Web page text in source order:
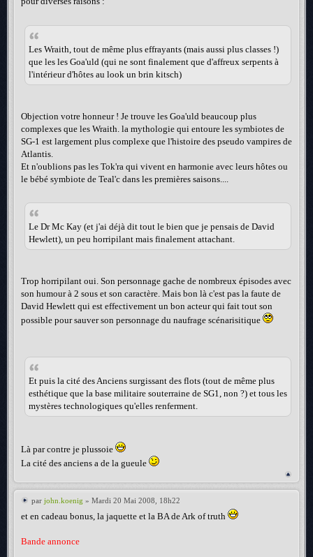
Les Wraith, tout de même plus effrayants (mais aussi plus classes !)
que les les Goa'uld (qui ne sont finalement que d'affreux serpents à
l'intérieur d'hôtes au look un brin kitsch)
Objection votre honneur ! Je trouve les Goa'uld beaucoup plus
complexes que les Wraith. la mythologie qui entoure les symbiotes de
SG-1 est largement plus complexe que l'histoire des pseudo vampires de
Atlantis.
Et n'oublions pas les Tok'ra qui vivent en harmonie avec leurs hôtes ou
le bébé symbiote de Teal'c dans les premières saisons....
Le Dr Mc Kay (et j'ai déjà dit tout le bien que je pensais de David
Hewlett), un peu horripilant mais finalement attachant.
Trop horripilant oui. Son personnage gache de nombreux épisodes avec
son humour à 2 sous et son caractère. Mais bon là c'est pas la faute de
David Hewlett qui est effectivement un bon acteur qui fait tout son
possible pour sauver son personnage du naufrage scénarisitique
Et puis la cité des Anciens surgissant des flots (tout de même plus
esthétique que la base militaire souterraine de SG1, non ?) et tous les
mystères technologiques qu'elles renferment.
Là par contre je plussoie
La cité des anciens a de la gueule
par john.koenig » Mardi 20 Mai 2008, 18h22
et en cadeau bonus, la jaquette et la BA de Ark of truth
Bande annonce